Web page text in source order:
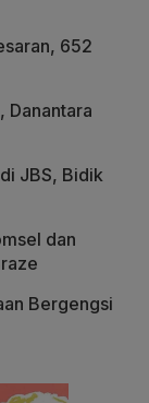
652
Danantara
JBS, Bidik
dan
Bergengsi